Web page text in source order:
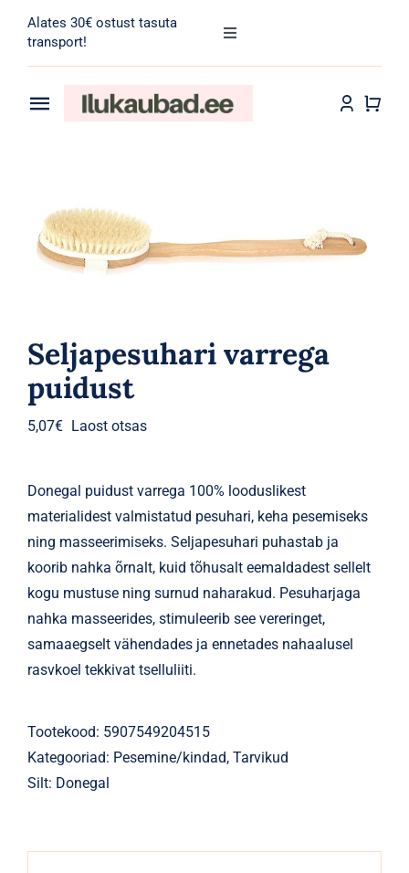
content
Alates 30€ ostust tasuta
transport!
Toggle
for:
Toggle
Näohooldus
Kehahooldus
Tarvikud
Eripakkumised
Seljapesuhari varrega
puidust
5,07€ Laost otsas
Donegal puidust varrega 100% looduslikest
materialidest valmistatud pesuhari, keha pesemiseks
ning masseerimiseks. Seljapesuhari puhastab ja
koorib nahka õrnalt, kuid tõhusalt eemaldadest sellelt
kogu mustuse ning surnud naharakud. Pesuharjaga
nahka masseerides, stimuleerib see vereringet,
samaaegselt vähendades ja ennetades nahaalusel
rasvkoel tekkivat tselluliiti.
Tootekood: 5907549204515
Kategooriad: Pesemine/kindad, Tarvikud
Silt: Donegal